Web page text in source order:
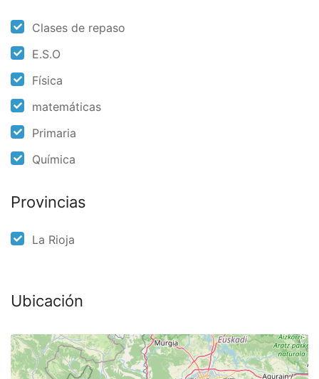
Clases de repaso
E.S.O
Física
matemáticas
Primaria
Química
Provincias
La Rioja
Ubicación